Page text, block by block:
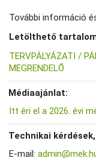
További információ
Letölthető
TERVPÁLYÁZATI /
MEGRENDELŐ
Médiaajánlat:
Itt éri el a 2026. évi
Technikai
E-mail: